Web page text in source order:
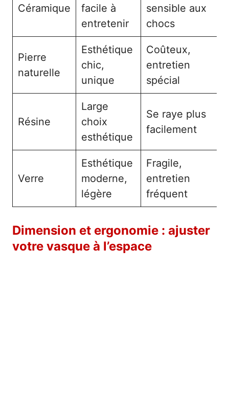
Céramique
facile à
entretenir
sensible aux
chocs
Pierre
naturelle
Esthétique
chic,
unique
Coûteux,
entretien
spécial
Résine
Large
choix
esthétique
Se raye plus
facilement
Verre
Esthétique
moderne,
légère
Fragile,
entretien
fréquent
Dimension et ergonomie : ajuster
votre vasque à l’espace